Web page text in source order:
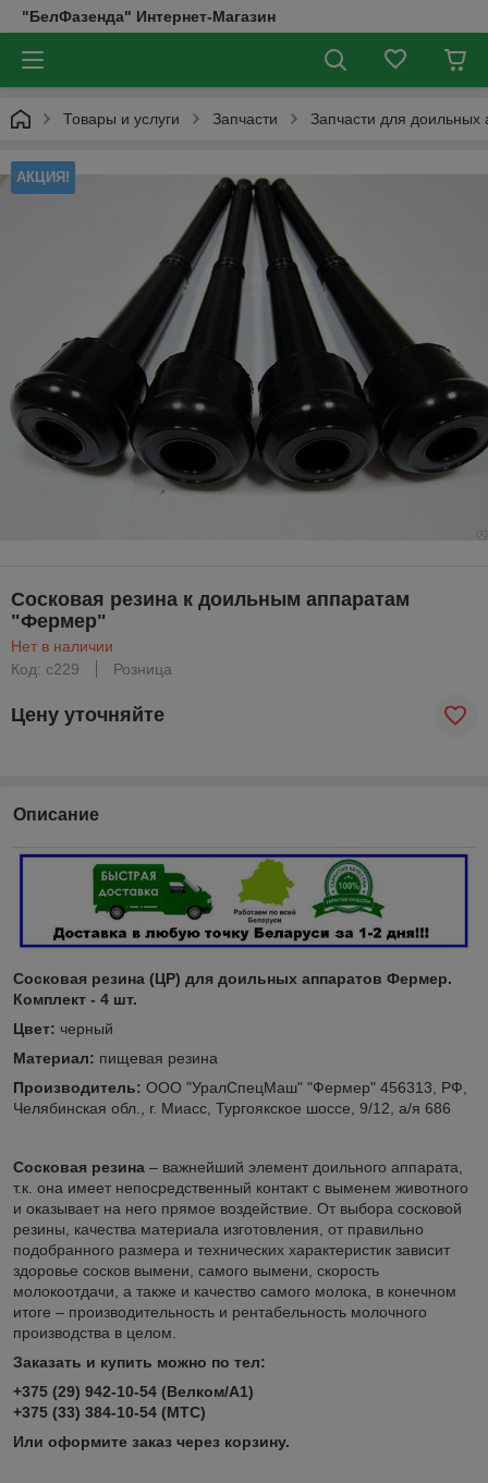
"БелФазенда" Интернет-Магазин
Товары и услуги Запчасти Запчасти для доильных
АКЦИЯ!
Сосковая резина к доильным аппаратам
"Фермер"
Нет в наличии
Код: с229
Розница
Цену уточняйте
Описание
Сосковая резина (ЦР) для доильных аппаратов Фермер.
Комплект - 4 шт.
Цвет: черный
Материал: пищевая резина
Производитель: ООО "УралСпецМаш" "Фермер" 456313, РФ,
Челябинская обл., г. Миасс, Тургоякское шоссе, 9/12, а/я 686
Сосковая резина – важнейший элемент доильного аппарата,
т.к. она имеет непосредственный контакт с выменем животного
и оказывает на него прямое воздействие. От выбора сосковой
резины, качества материала изготовления, от правильно
подобранного размера и технических характеристик зависит
здоровье сосков вымени, самого вымени, скорость
молокоотдачи, а также и качество самого молока, в конечном
итоге – производительность и рентабельность молочного
производства в целом.
Заказать и купить можно по тел:
+375 (29) 942-10-54 (Велком/А1)
+375 (33) 384-10-54 (МТС)
Или оформите заказ через корзину.